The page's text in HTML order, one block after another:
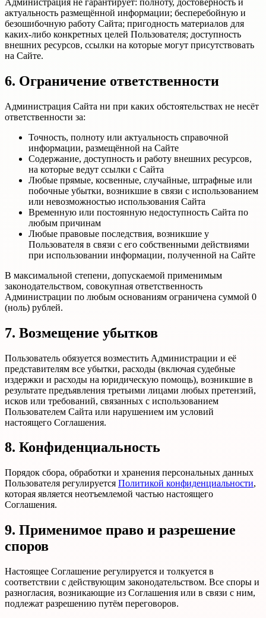
Администрация не гарантирует: полноту, достоверность и
актуальность размещённой информации; бесперебойную и
безошибочную работу Сайта; пригодность материалов для
каких-либо конкретных целей Пользователя; доступность
внешних ресурсов, ссылки на которые могут присутствовать
на Сайте.
6. Ограничение ответственности
Администрация Сайта ни при каких обстоятельствах не несёт
ответственности за:
Точность, полноту или актуальность справочной
информации, размещённой на Сайте
Содержание, доступность и работу внешних ресурсов,
на которые ведут ссылки с Сайта
Любые прямые, косвенные, случайные, штрафные или
побочные убытки, возникшие в связи с использованием
или невозможностью использования Сайта
Временную или постоянную недоступность Сайта по
любым причинам
Любые правовые последствия, возникшие у
Пользователя в связи с его собственными действиями
при использовании информации, полученной на Сайте
В максимальной степени, допускаемой применимым
законодательством, совокупная ответственность
Администрации по любым основаниям ограничена суммой 0
(ноль) рублей.
7. Возмещение убытков
Пользователь обязуется возместить Администрации и её
представителям все убытки, расходы (включая судебные
издержки и расходы на юридическую помощь), возникшие в
результате предъявления третьими лицами любых претензий,
исков или требований, связанных с использованием
Пользователем Сайта или нарушением им условий
настоящего Соглашения.
8. Конфиденциальность
Порядок сбора, обработки и хранения персональных данных
Пользователя регулируется Политикой конфиденциальности,
которая является неотъемлемой частью настоящего
Соглашения.
9. Применимое право и разрешение
споров
Настоящее Соглашение регулируется и толкуется в
соответствии с действующим законодательством. Все споры и
разногласия, возникающие из Соглашения или в связи с ним,
подлежат разрешению путём переговоров.